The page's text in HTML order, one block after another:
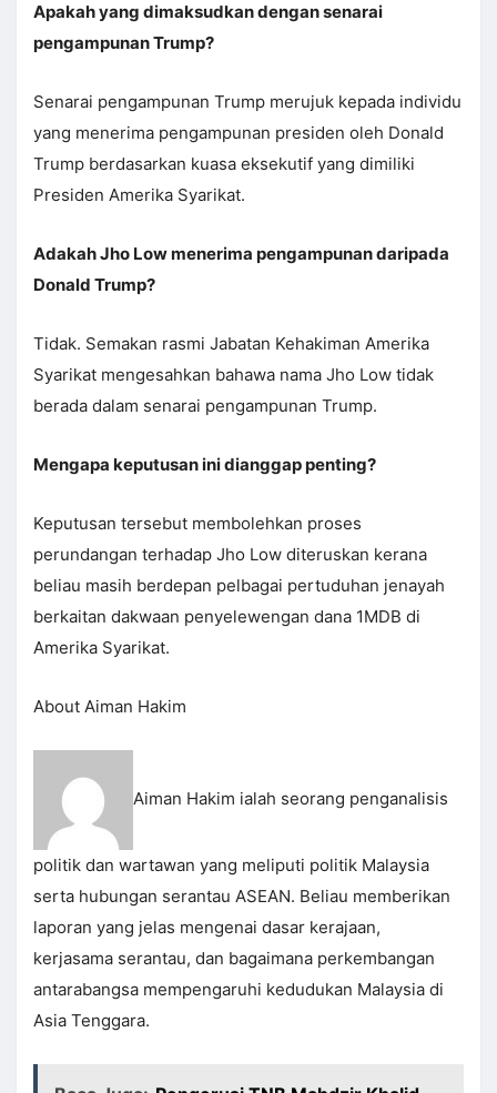
Apakah yang dimaksudkan dengan senarai
pengampunan Trump?
Senarai pengampunan Trump merujuk kepada individu
yang menerima pengampunan presiden oleh Donald
Trump berdasarkan kuasa eksekutif yang dimiliki
Presiden Amerika Syarikat.
Adakah Jho Low menerima pengampunan daripada
Donald Trump?
Tidak. Semakan rasmi Jabatan Kehakiman Amerika
Syarikat mengesahkan bahawa nama Jho Low tidak
berada dalam senarai pengampunan Trump.
Mengapa keputusan ini dianggap penting?
Keputusan tersebut membolehkan proses
perundangan terhadap Jho Low diteruskan kerana
beliau masih berdepan pelbagai pertuduhan jenayah
berkaitan dakwaan penyelewengan dana 1MDB di
Amerika Syarikat.
About Aiman Hakim
Aiman Hakim ialah seorang penganalisis
politik dan wartawan yang meliputi politik Malaysia
serta hubungan serantau ASEAN. Beliau memberikan
laporan yang jelas mengenai dasar kerajaan,
kerjasama serantau, dan bagaimana perkembangan
antarabangsa mempengaruhi kedudukan Malaysia di
Asia Tenggara.